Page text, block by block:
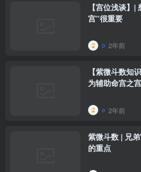
【宫位浅谈】
宫”很重要
2年前
【紫微斗数知
为辅助命宫之
2年前
紫微斗数 | 兄
的重点